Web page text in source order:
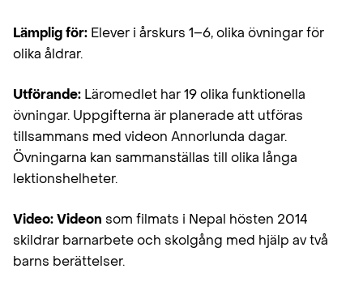
Lämplig för: Elever i årskurs 1–6, olika övningar för
olika åldrar.
Utförande: Läromedlet har 19 olika funktionella
övningar. Uppgifterna är planerade att utföras
tillsammans med videon Annorlunda dagar.
Övningarna kan sammanställas till olika långa
lektionshelheter.
Video: Videon som filmats i Nepal hösten 2014
skildrar barnarbete och skolgång med hjälp av två
barns berättelser.